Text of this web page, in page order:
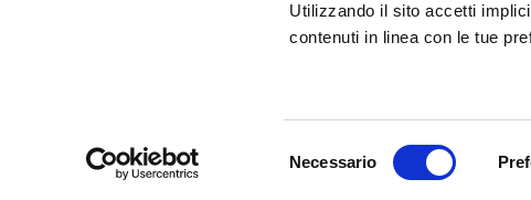
Utilizzando il sito accetti
contenuti in linea con le tue
Necessario